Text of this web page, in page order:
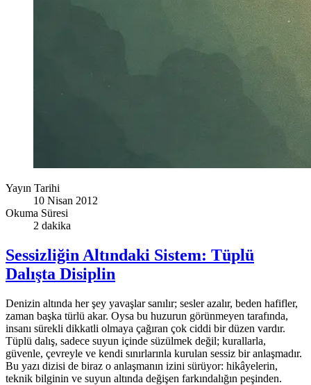
Yayın Tarihi
10 Nisan 2012
Okuma Süresi
2 dakika
Sessizliğin Altındaki Sistem: Tüplü
Dalışta Disiplin
Denizin altında her şey yavaşlar sanılır; sesler azalır, beden hafifler,
zaman başka türlü akar. Oysa bu huzurun görünmeyen tarafında,
insanı sürekli dikkatli olmaya çağıran çok ciddi bir düzen vardır.
Tüplü dalış, sadece suyun içinde süzülmek değil; kurallarla,
güvenle, çevreyle ve kendi sınırlarınla kurulan sessiz bir anlaşmadır.
Bu yazı dizisi de biraz o anlaşmanın izini sürüyor: hikâyelerin,
teknik bilginin ve suyun altında değişen farkındalığın peşinden.